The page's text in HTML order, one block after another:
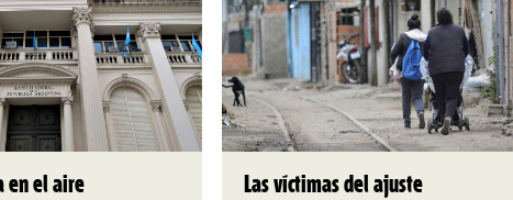
en el aire Las víctimas del ajuste